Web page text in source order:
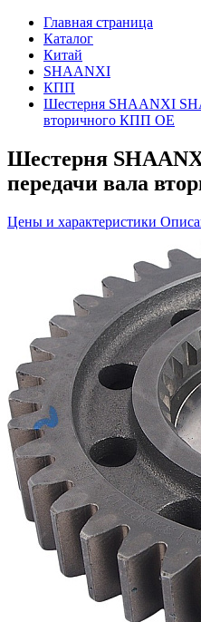
Главная страница
Каталог
Китай
SHAANXI
КПП
Шестерня SHAANXI
вторичного КПП OE
Шестерня
передачи вала
Цены и характеристики